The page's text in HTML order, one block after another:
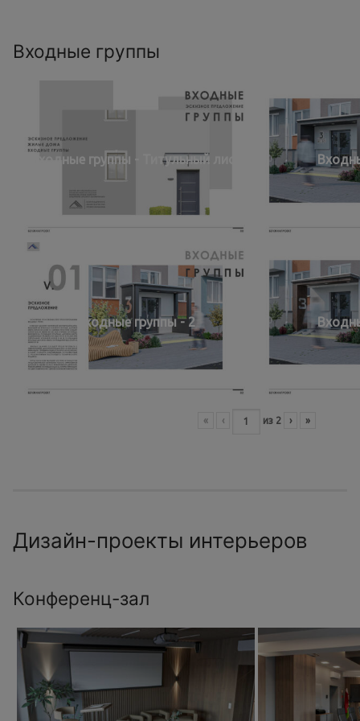
Входные группы
Входные группы - Титульный лист
Входные группы - 2
« ‹ из 2 › »
Дизайн-проекты интерьеров
Конференц-зал